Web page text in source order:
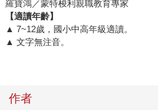
羅寶鴻／蒙特梭利親職教育專家
【適讀年齡】
▲ 7~12歲，國小中高年級適讀。
▲ 文字無注音。
作者